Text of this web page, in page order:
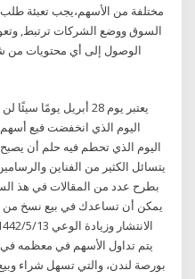
مختلفة من الأسهم،يجب تعبئة
السوق ووضع الشركات ترتبط,
الوصول إلى أي محتويات من
يعتبر يوم 28 أبريل
اليوم الذي تحطم فيه حلم أن
يتسائل الكثير من الفناين
بطرح عدد من المقالات في هذ
يمكن أن تساعدك في بيع نسخ من
يتم تداول الأسهم في معظمه
بورصة لندن، والتي تسهل شراء